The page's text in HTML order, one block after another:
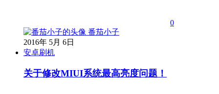
0
番茄小子
2016年 5月 6日
安卓刷机
关于修改MIUI系统最高亮度问题！